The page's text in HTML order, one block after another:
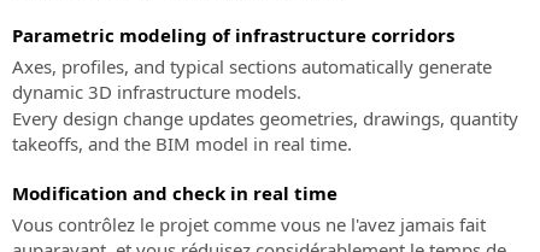
Roads
Design
Studio
Logiciel
BIM
la
conception
les
commandes,
les
factures,
les
et
produits
Événements
-
Live”
Toutes
les
informations
sur
les
Parametric modeling of infrastructure corridors
Axes, profiles, and typical sections automatically generate
dynamic 3D infrastructure models.
Every design change updates geometries, drawings, quantity
takeoffs, and the BIM model in real time.
Modification and check in real time
Vous contrôlez le projet comme vous ne l'avez jamais fait